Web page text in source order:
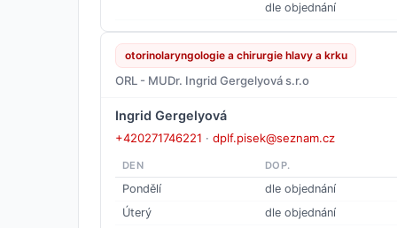
dle objednání
otorinolaryngologie a chirurgie hlavy a krku
ORL - MUDr. Ingrid Gergelyová s.r.o
Ingrid Gergelyová
+420271746221 · dplf.pisek@seznam.cz
DEN DOP.
Pondělí
dle objednání
Úterý
dle objednání